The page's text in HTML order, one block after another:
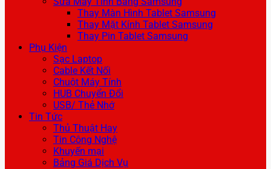
Thay Màn Hình Tablet Samsung
Thay Mặt Kính Tablet Samsung
Thay Pin Tablet Samsung
Phụ Kiện
Sạc Laptop
Cable Kết Nối
Chuột Máy Tính
HUB Chuyển Đổi
USB/ Thẻ Nhớ
Tin Tức
Thủ Thuật Hay
Tin Công Nghệ
Khuyến mại
Bảng Giá Dịch Vụ